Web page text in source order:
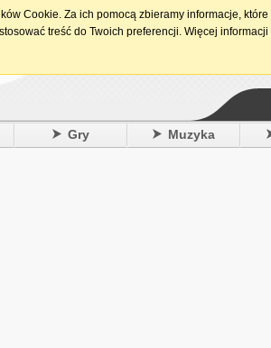
15.
Gry Muzyka
Cookie. Za ich pomocą zbieramy informacje,
treść do Twoich preferencji. Więcej